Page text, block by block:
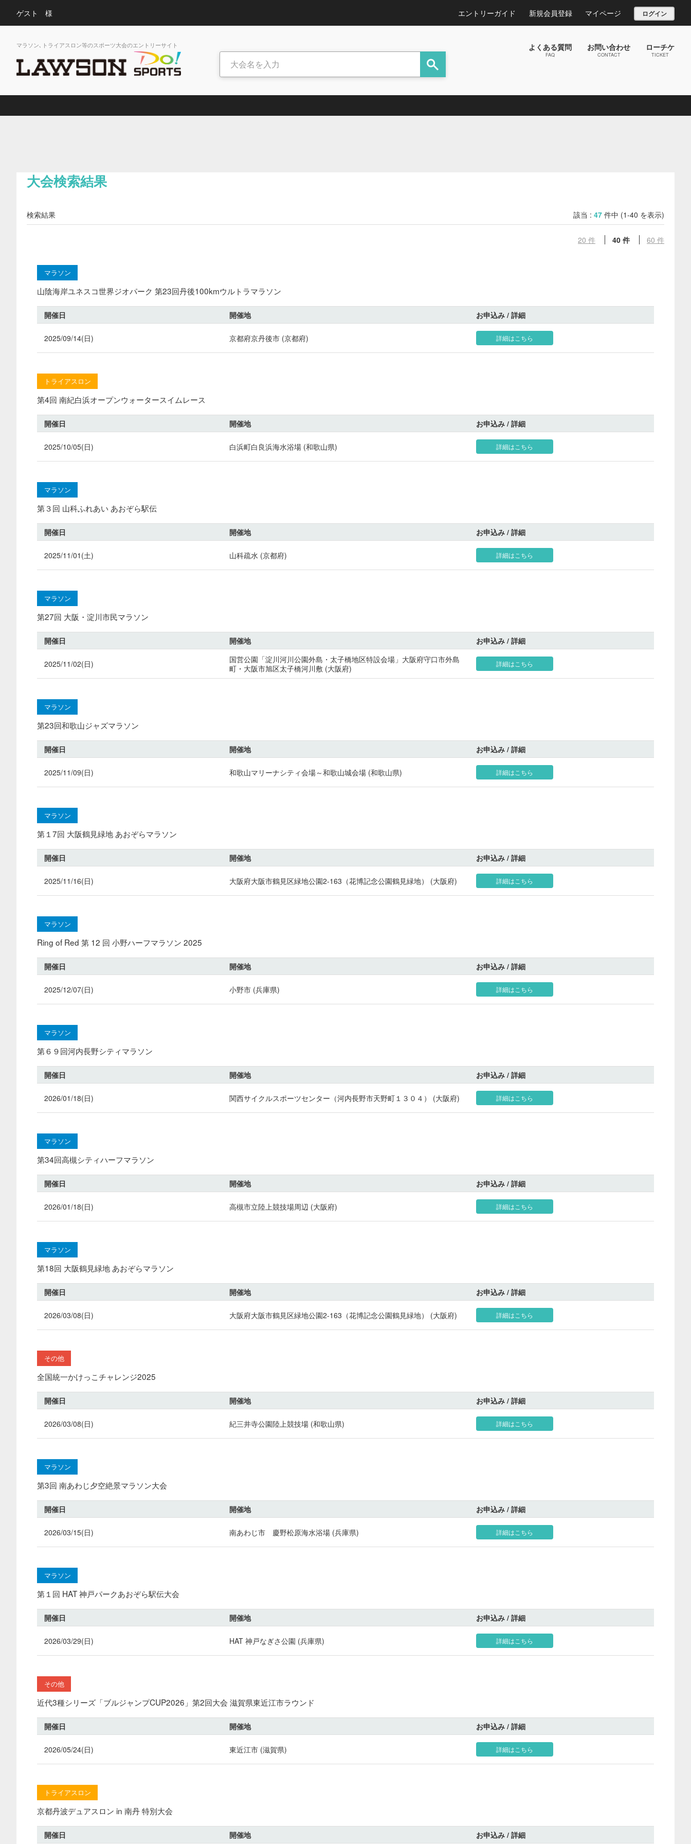
ゲスト 様 エントリーガイド 新規会員登録 マイページ ログイン
マラソン､トライアスロン等のスポーツ大会のエントリーサイト よくある質問
FAQ
お問い合わせ
CONTACT
ローチケ
TICKET
大会検索結果
検索結果 該当 : 47 件中 (1-40 を表示)
20 件 40 件 60 件
マラソン
山陰海岸ユネスコ世界ジオパーク 第23回丹後100kmウルトラマラソン
開催日 開催地 お申込み / 詳細
2025/09/14(日) 京都府京丹後市 (京都府) 詳細はこちら
トライアスロン
第4回 南紀白浜オープンウォータースイムレース
開催日 開催地 お申込み / 詳細
2025/10/05(日) 白浜町白良浜海水浴場 (和歌山県) 詳細はこちら
マラソン
第３回 山科ふれあい あおぞら駅伝
開催日 開催地 お申込み / 詳細
2025/11/01(土) 山科疏水 (京都府) 詳細はこちら
マラソン
第27回 大阪・淀川市民マラソン
開催日 開催地 お申込み / 詳細
2025/11/02(日)
国営公園「淀川河川公園外島・太子橋地区特設会場」大阪府守口市外島
町・大阪市旭区太子橋河川敷 (大阪府)
詳細はこちら
マラソン
第23回和歌山ジャズマラソン
開催日 開催地 お申込み / 詳細
2025/11/09(日) 和歌山マリーナシティ会場～和歌山城会場 (和歌山県) 詳細はこちら
マラソン
第１7回 大阪鶴見緑地 あおぞらマラソン
開催日 開催地 お申込み / 詳細
2025/11/16(日) 大阪府大阪市鶴見区緑地公園2-163（花博記念公園鶴見緑地） (大阪府) 詳細はこちら
マラソン
Ring of Red 第 12 回 小野ハーフマラソン 2025
開催日 開催地 お申込み / 詳細
2025/12/07(日) 小野市 (兵庫県) 詳細はこちら
マラソン
第６９回河内長野シティマラソン
開催日 開催地 お申込み / 詳細
2026/01/18(日) 関西サイクルスポーツセンター（河内長野市天野町１３０４） (大阪府) 詳細はこちら
マラソン
第34回高槻シティハーフマラソン
開催日 開催地 お申込み / 詳細
2026/01/18(日) 高槻市立陸上競技場周辺 (大阪府) 詳細はこちら
マラソン
第18回 大阪鶴見緑地 あおぞらマラソン
開催日 開催地 お申込み / 詳細
2026/03/08(日) 大阪府大阪市鶴見区緑地公園2-163（花博記念公園鶴見緑地） (大阪府) 詳細はこちら
その他
全国統一かけっこチャレンジ2025
開催日 開催地 お申込み / 詳細
2026/03/08(日) 紀三井寺公園陸上競技場 (和歌山県) 詳細はこちら
マラソン
第3回 南あわじ夕空絶景マラソン大会
開催日 開催地 お申込み / 詳細
2026/03/15(日) 南あわじ市 慶野松原海水浴場 (兵庫県) 詳細はこちら
マラソン
第１回 HAT 神戸パークあおぞら駅伝大会
開催日 開催地 お申込み / 詳細
2026/03/29(日) HAT 神戸なぎさ公園 (兵庫県) 詳細はこちら
その他
近代3種シリーズ「ブルジャンプCUP2026」第2回大会 滋賀県東近江市ラウンド
開催日 開催地 お申込み / 詳細
2026/05/24(日) 東近江市 (滋賀県) 詳細はこちら
トライアスロン
京都丹波デュアスロン in 南丹 特別大会
開催日 開催地 お申込み / 詳細